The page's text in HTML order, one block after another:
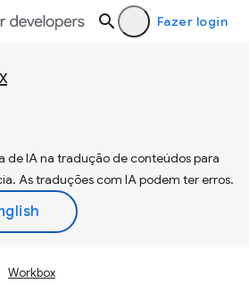
Fazer login
de IA na tradução de conteúdos para
As traduções com IA podem ter erros.
Workbox